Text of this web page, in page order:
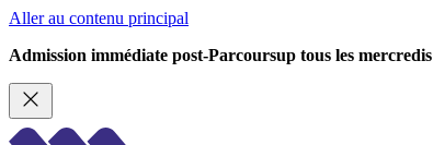
Aller au contenu principal
Admission immédiate post-Parcoursup tous les mercredis